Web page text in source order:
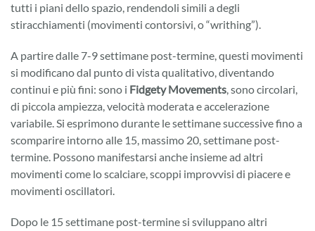
tutti i piani dello spazio, rendendoli simili a degli
stiracchiamenti (movimenti contorsivi, o “writhing”).
A partire dalle 7-9 settimane post-termine, questi movimenti
si modificano dal punto di vista qualitativo, diventando
continui e più fini: sono i Fidgety Movements, sono circolari,
di piccola ampiezza, velocità moderata e accelerazione
variabile. Si esprimono durante le settimane successive fino a
scomparire intorno alle 15, massimo 20, settimane post-
termine. Possono manifestarsi anche insieme ad altri
movimenti come lo scalciare, scoppi improvvisi di piacere e
movimenti oscillatori.
Dopo le 15 settimane post-termine si sviluppano altri